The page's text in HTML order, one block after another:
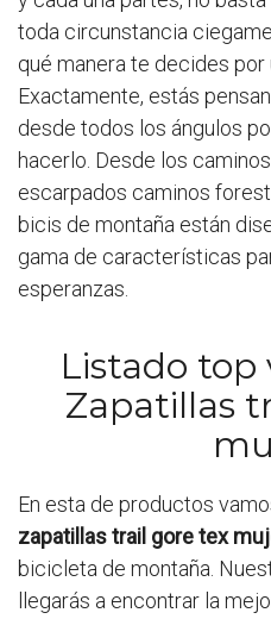
toda circunstancia
qué manera te decides por
Exactamente, estás
desde todos los ángulos
hacerlo. Desde los
escarpados caminos
bicis de montaña están
gama de características
esperanzas.
Listado top
Zapatillas
En esta de productos
zapatillas trail gore tex
bicicleta de montaña.
llegarás a encontrar la